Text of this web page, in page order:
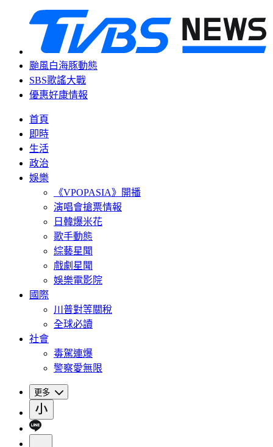
颱風白海豚動態
SBS歌謠大戰
優惠好康情報
首頁
即時
生活
政治
娛樂
《VPOPASIA》開播
演唱會搶票情報
日韓爆米花
歌手動態
綜藝星聞
戲劇星聞
娛樂電影院
國際
川普對等關稅
全球必讀
社會
毒駕連爆
警察愛無限
更多